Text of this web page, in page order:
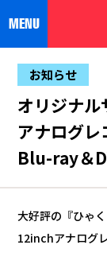
お知らせ
オリジナ
アナログ
Blu-ray＆
大好評の『ひゃ
12inchアナログ